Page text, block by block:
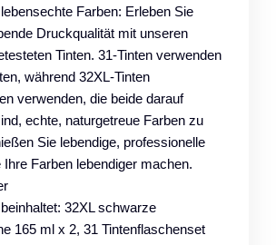
Farben: Erleben Sie
Druckqualität mit unseren
Tinten. 31-Tinten verwenden
während 32XL-Tinten
verwenden, die beide darauf
echte, naturgetreue Farben zu
Sie lebendige, professionelle
Ihre Farben lebendiger machen.
32XL schwarze
165 ml x 2, 31 Tintenflaschenset